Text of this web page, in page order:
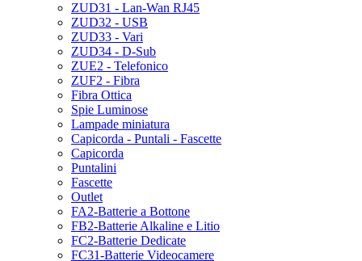
ZUD31 - Lan-Wan RJ45
ZUD32 - USB
ZUD33 - Vari
ZUD34 - D-Sub
ZUE2 - Telefonico
ZUF2 - Fibra
Fibra Ottica
Spie Luminose
Lampade miniatura
Capicorda - Puntali - Fascette
Capicorda
Puntalini
Fascette
Outlet
FA2-Batterie a Bottone
FB2-Batterie Alkaline e Litio
FC2-Batterie Dedicate
FC31-Batterie Videocamere